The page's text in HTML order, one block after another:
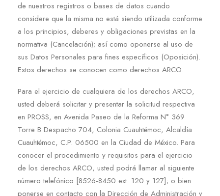
de nuestros registros o bases de datos cuando
considere que la misma no está siendo utilizada conforme
a los principios, deberes y obligaciones previstas en la
normativa (Cancelación); así como oponerse al uso de
sus Datos Personales para fines específicos (Oposición).
Estos derechos se conocen como derechos ARCO.
Para el ejercicio de cualquiera de los derechos ARCO,
usted deberá solicitar y presentar la solicitud respectiva
en PROSS, en Avenida Paseo de la Reforma N° 369
Torre B Despacho 704, Colonia Cuauhtémoc, Alcaldía
Cuauhtémoc, C.P. 06500 en la Ciudad de México. Para
conocer el procedimiento y requisitos para el ejercicio
de los derechos ARCO, usted podrá llamar al siguiente
número telefónico [8526-8450 ext. 120 y 127]; o bien
ponerse en contacto con la Dirección de Administración y